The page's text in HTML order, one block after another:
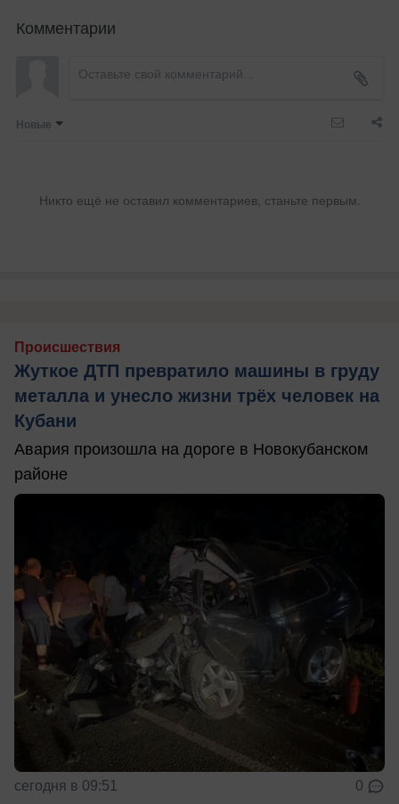
Комментарии
Новые
Никто ещё не оставил комментариев, станьте первым.
Происшествия
Жуткое ДТП превратило машины в груду
металла и унесло жизни трёх человек на
Кубани
Авария произошла на дороге в Новокубанском
районе
сегодня в 09:51 0